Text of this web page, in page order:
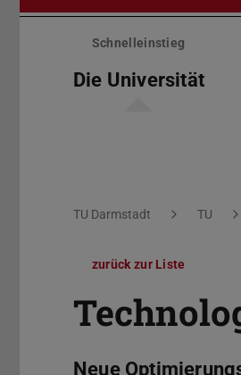
Menü
überspringenSchnelleinstieg
Die Universität
Sie befinden sich hier:
TU Darmstadt TU
zurück zur Liste
Neue